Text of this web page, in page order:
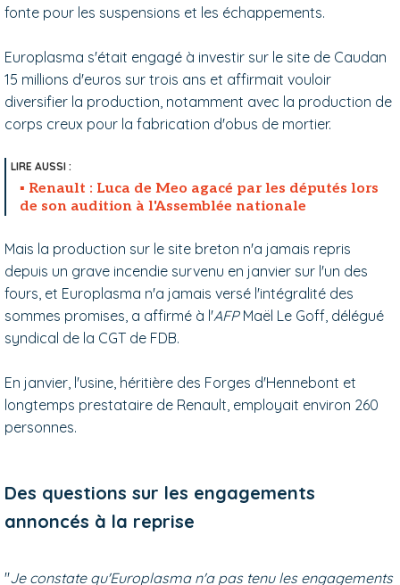
fonte pour les suspensions et les échappements.
Europlasma s'était engagé à investir sur le site de Caudan
15 millions d'euros sur trois ans et affirmait vouloir
diversifier la production, notamment avec la production de
corps creux pour la fabrication d'obus de mortier.
Renault : Luca de Meo agacé par les députés lors
de son audition à l'Assemblée nationale
Mais la production sur le site breton n'a jamais repris
depuis un grave incendie survenu en janvier sur l'un des
fours, et Europlasma n'a jamais versé l'intégralité des
sommes promises, a affirmé à l'AFPMaël Le Goff, délégué
syndical de la CGT de FDB.
En janvier, l'usine, héritière des Forges d'Hennebont et
longtemps prestataire de Renault, employait environ 260
personnes.
Des questions sur les engagements
annoncés à la reprise
"Je constate qu'Europlasma n'a pas tenu les engagements